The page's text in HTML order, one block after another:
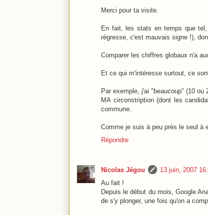
Merci pour ta visite.
En fait, les stats en temps que
régresse, c'est mauvais signe !),
Comparer les chiffres globaux n'a
Et ce qui m'intéresse surtout, ce
Par exemple, j'ai "beaucoup" (10
MA circonstription (dont les
commune.
Comme je suis à peu près le seul à
Répondre
Nicolas Jégou
13 juin, 2007
Au fait !
Depuis le début du mois, Google
de s'y plonger, une fois qu'on a